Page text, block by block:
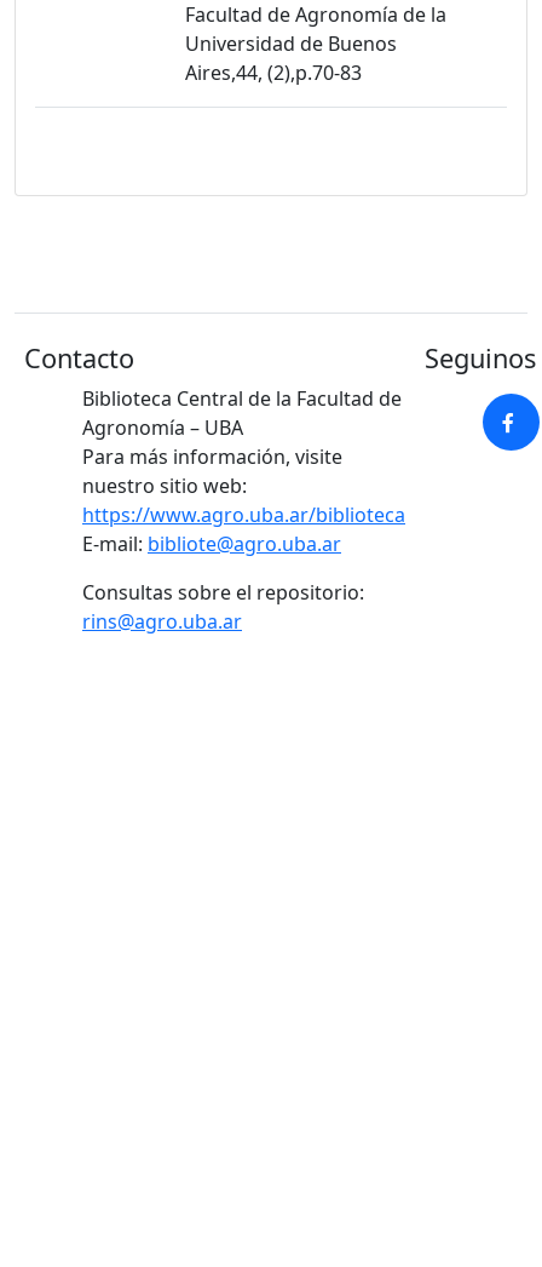
Facultad de Agronomía de la
Universidad de Buenos
Aires,44, (2),p.70-83
Contacto
Biblioteca Central de la Facultad de
Agronomía – UBA
Para más información, visite
nuestro sitio web:
https://www.agro.uba.ar/biblioteca
E-mail: bibliote@agro.uba.ar
Consultas sobre el repositorio:
rins@agro.uba.ar